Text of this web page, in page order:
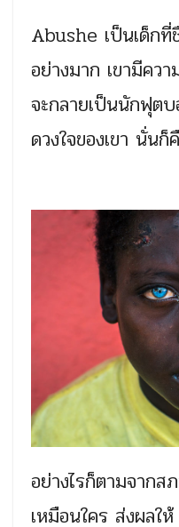
Abushe เป็นเด็ก
อย่างมาก เขามีคว
จะกลายเป็นนักฟุต
ดวงใจของเขา นั่น
อย่างไรก็ตามจากส
เหมือนใคร ส่งผล